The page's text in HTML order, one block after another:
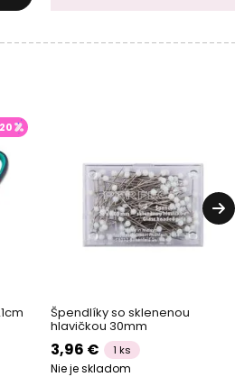
Špendlíky so sklenenou
hlavičkou 30mm
3,96 € 1 ks
Nie je skladom